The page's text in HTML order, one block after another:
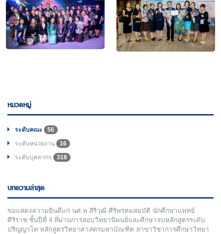
หมวดหมู่
ระดับคณะ
56
ระดับหน่วยงาน
16
ระดับบุคลากร
318
บทความล่าสุด
ขอแสดงความยินดีแก่ นศ.พ.สิริวุฒิ ศิริพรหมสมบัติ นักศึกษาแพทย์
ศิริราช ชั้นปีที่ 4 ที่ผ่านการสอบวิทยานิพนธ์และศึกษาจบหลักสูตรระดับ
ปริญญาโท หลักสูตรวิทยาศาสตรมหาบัณฑิต สาขาวิชาการศึกษาวิทยา